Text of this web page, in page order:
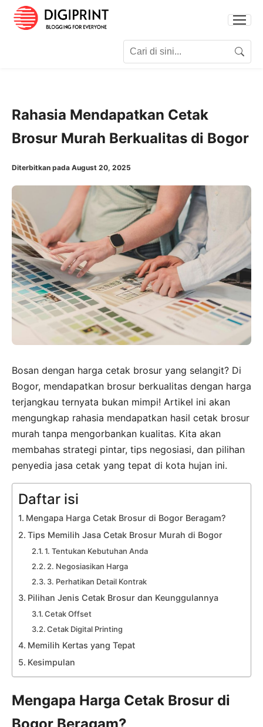
Search
Rahasia Mendapatkan Cetak
Brosur Murah Berkualitas di Bogor
Diterbitkan pada August 20, 2025
Bosan dengan harga cetak brosur yang selangit? Di
Bogor, mendapatkan brosur berkualitas dengan harga
terjangkau ternyata bukan mimpi! Artikel ini akan
mengungkap rahasia mendapatkan hasil cetak brosur
murah tanpa mengorbankan kualitas. Kita akan
membahas strategi pintar, tips negosiasi, dan pilihan
penyedia jasa cetak yang tepat di kota hujan ini.
Daftar isi
Mengapa Harga Cetak Brosur di Bogor Beragam?
Tips Memilih Jasa Cetak Brosur Murah di Bogor
1. Tentukan Kebutuhan Anda
2. Negosiasikan Harga
3. Perhatikan Detail Kontrak
Pilihan Jenis Cetak Brosur dan Keunggulannya
Cetak Offset
Cetak Digital Printing
Memilih Kertas yang Tepat
Kesimpulan
Mengapa Harga Cetak Brosur di